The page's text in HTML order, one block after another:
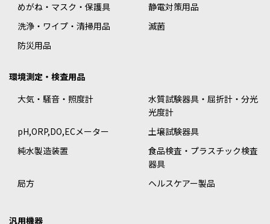
めがね・マスク・保護具
静電対策用品
洗浄・ワイプ・清掃用品
滅菌
防災用品
環境測定・検査用品
大気・騒音・照度計
水質試験器具・屈折計・分光
光度計
pH,ORP,DO,ECメーター
土壌試験器具
純水製造装置
食品検査・プラスチック検査
器具
局方
ヘルスケアー製品
汎用機器